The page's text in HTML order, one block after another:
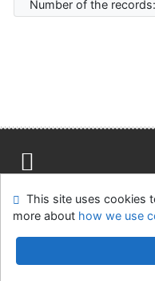
Number of the
Feedback form
Cookie
Univerzitní knihovna -
This site uses cookies
more about how we use